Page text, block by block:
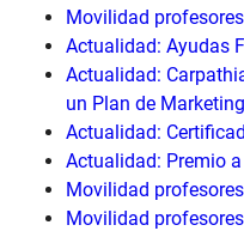
Movilidad
Actualidad: Ayudas
Actualidad:
un Plan de
Actualidad:
Actualidad: Premio
Movilidad
Movilidad